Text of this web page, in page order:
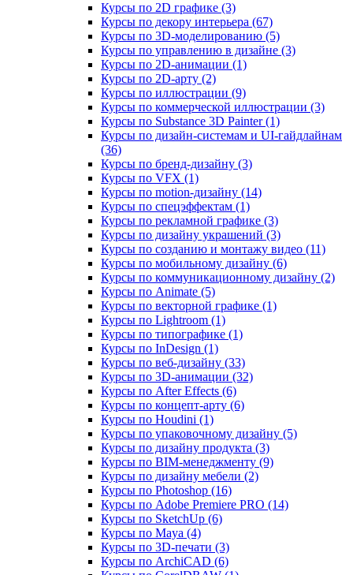
Курсы по 2D графике (3)
Курсы по декору интерьера (67)
Курсы по 3D‑моделированию (5)
Курсы по управлению в дизайне (3)
Курсы по 2D‑анимации (1)
Курсы по 2D‑арту (2)
Курсы по иллюстрации (9)
Курсы по коммерческой иллюстрации (3)
Курсы по Substance 3D Painter (1)
Курсы по дизайн-системам и UI-гайдлайнам
(36)
Курсы по бренд‑дизайну (3)
Курсы по VFX (1)
Курсы по motion-дизайну (14)
Курсы по спецэффектам (1)
Курсы по рекламной графике (3)
Курсы по дизайну украшений (3)
Курсы по созданию и монтажу видео (11)
Курсы по мобильному дизайну (6)
Курсы по коммуникационному дизайну (2)
Курсы по Animate (5)
Курсы по векторной графике (1)
Курсы по Lightroom (1)
Курсы по типографике (1)
Курсы по InDesign (1)
Курсы по веб‑дизайну (33)
Курсы по 3D‑анимации (32)
Курсы по After Effects (6)
Курсы по концепт‑арту (6)
Курсы по Houdini (1)
Курсы по упаковочному дизайну (5)
Курсы по дизайну продукта (3)
Курсы по BIM‑менеджменту (9)
Курсы по дизайну мебели (2)
Курсы по Photoshop (16)
Курсы по Adobe Premiere PRO (14)
Курсы по SketchUp (6)
Курсы по Maya (4)
Курсы по 3D-печати (3)
Курсы по ArchiCAD (6)